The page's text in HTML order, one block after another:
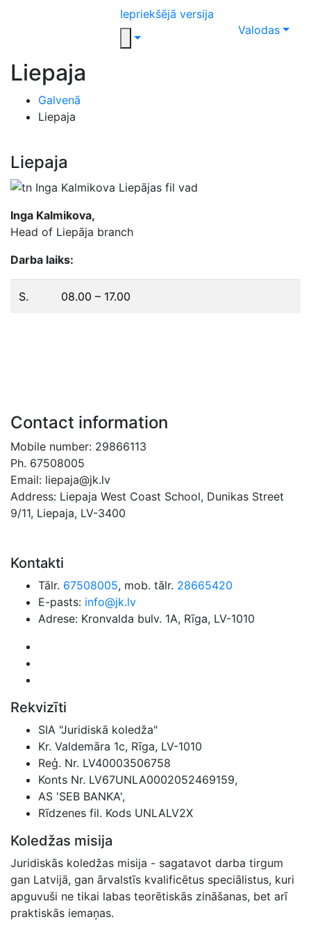
Iepriekšējā versija
Valodas
Liepaja
Galvenā
Liepaja
Liepaja
Inga Kalmikova,
Head of Liepāja branch
Darba laiks:
S. 08.00 – 17.00
Contact information
Mobile number: 29866113
Ph. 67508005
Email: liepaja@jk.lv
Address: Liepaja West Coast School, Dunikas Street
9/11, Liepaja, LV-3400
Kontakti
Tālr. 67508005, mob. tālr. 28665420
E-pasts: info@jk.lv
Adrese: Kronvalda bulv. 1A, Rīga, LV-1010
Rekvizīti
SIA "Juridiskā koledža"
Kr. Valdemāra 1c, Rīga, LV-1010
Reģ. Nr. LV40003506758
Konts Nr. LV67UNLA0002052469159,
AS 'SEB BANKA',
Rīdzenes fil. Kods UNLALV2X
Koledžas misija
Juridiskās koledžas misija - sagatavot darba tirgum
gan Latvijā, gan ārvalstīs kvalificētus speciālistus, kuri
apguvuši ne tikai labas teorētiskās zināšanas, bet arī
praktiskās iemaņas.